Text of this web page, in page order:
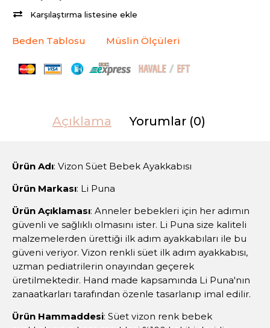
Karşılaştırma listesine ekle
Beden Tablosu Müslin Ölçüleri
Açıklama Yorumlar (0)
Ürün Adı: Vizon Süet Bebek Ayakkabısı
Ürün Markası: Li Puna
Ürün Açıklaması: Anneler bebekleri için her adımın
güvenli ve sağlıklı olmasını ister. Li Puna size kaliteli
malzemelerden ürettiği ilk adım ayakkabıları ile bu
güveni veriyor. Vizon renkli süet ilk adım ayakkabısı,
uzman pediatrilerin onayından geçerek
üretilmektedir. Hand made kapsamında Li Puna'nın
zanaatkarları tarafından özenle tasarlanıp imal edilir.
Ürün Hammaddesi: Süet vizon renk bebek